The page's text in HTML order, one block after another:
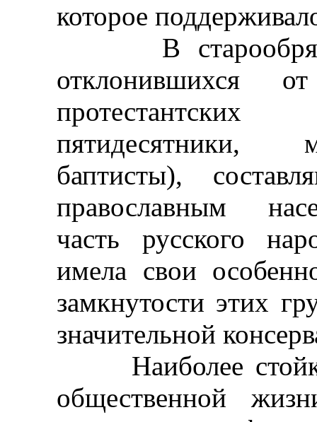
которое
В
отклонившихся
пятидесятники,
баптисты),
православным
часть русского
имела свои
замкнутости этих
значительной
Наиболее
общественной